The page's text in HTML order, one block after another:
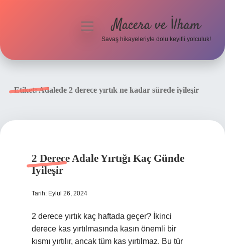
menüyüMacera ve İlham
Savaş hikayeleriyle dolu keyifli yolculuk!
Etiket:Adalede 2 derece yırtık ne kadar sürede iyileşir
2 Derece Adale Yırtığı Kaç Günde
Iyileşir
Tarih: Eylül 26, 2024
2 derece yırtık kaç haftada geçer? İkinci
derece kas yırtılmasında kasın önemli bir
kısmı yırtılır, ancak tüm kas yırtılmaz. Bu tür